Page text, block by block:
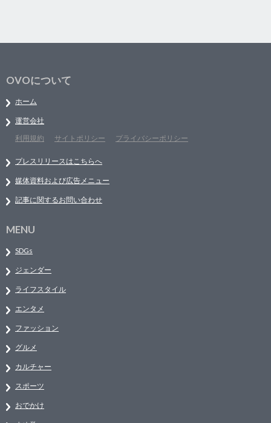
OVOについて
ホーム
運営会社
利用規約
サイトポリシー プライバシーポリシー
プレスリリースはこちらへ
媒体資料および広告メニュー
記事に関するお問い合わせ
MENU
SDGs
ジェンダー
ライフスタイル
エンタメ
ファッション
グルメ
カルチャー
スポーツ
おでかけ